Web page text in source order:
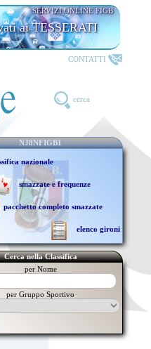
SERVIZI ONLINE FIGB
ai TESSERATI
CONTATTI
cerca
NJ8NFIGB1
nazionale
smazzate e frequenze
pacchetto completo smazzate
elenco gironi
Cerca nella Classifica
per Nome
per Gruppo Sportivo